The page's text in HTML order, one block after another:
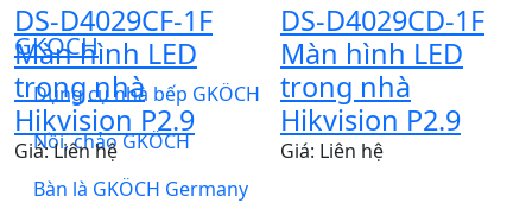
GKÖCH
Dụng cụ nhà bếp GKÖCH
Nồi, chảo GKÖCH
Bàn là GKÖCH Germany
DS-D4029CF-1F
Màn hình LED
trong nhà
Hikvision P2.9
Giá: Liên hệ
DS-D4029CD-1F
Màn hình LED
trong nhà
Hikvision P2.9
Giá: Liên hệ